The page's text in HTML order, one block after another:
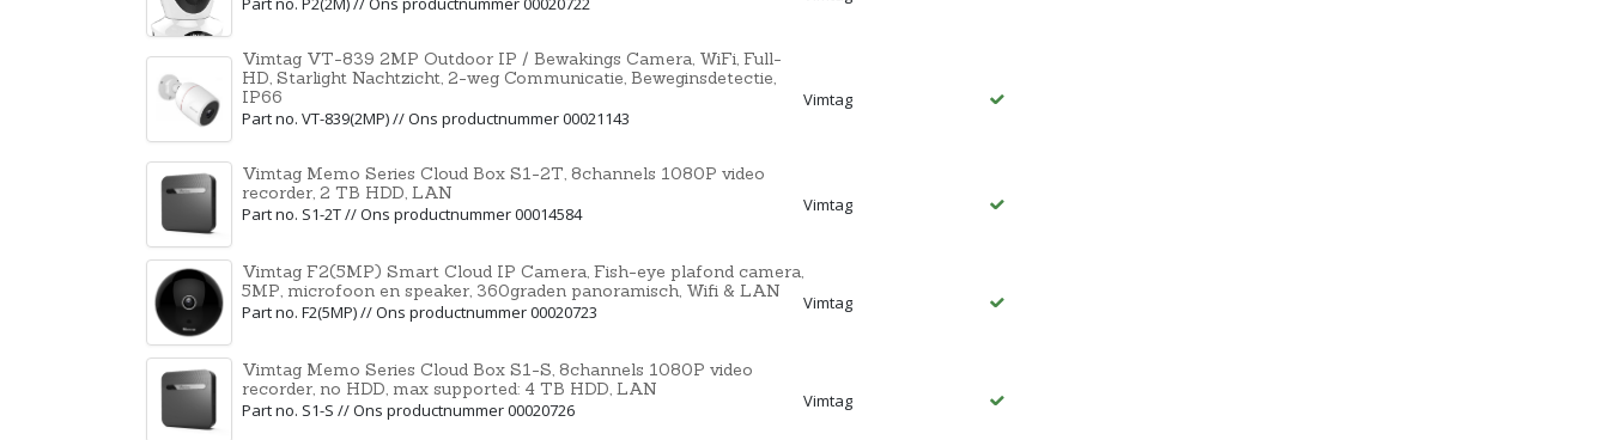
Vimtag VT-839 2MP Outdoor IP / Bewakings Camera, WiFi, Full-
HD, Starlight Nachtzicht, 2-weg Communicatie, Beweginsdetectie,
IP66
Part no. VT-839(2MP) // Ons productnummer 00021143
Vimtag
Vimtag Memo Series Cloud Box S1-2T, 8channels 1080P video
recorder, 2 TB HDD, LAN
Part no. S1-2T // Ons productnummer 00014584
Vimtag
Vimtag F2(5MP) Smart Cloud IP Camera, Fish-eye plafond camera,
5MP, microfoon en speaker, 360graden panoramisch, Wifi & LAN
Part no. F2(5MP) // Ons productnummer 00020723
Vimtag
Vimtag Memo Series Cloud Box S1-S, 8channels 1080P video
recorder, no HDD, max supported: 4 TB HDD, LAN
Part no. S1-S // Ons productnummer 00020726
Vimtag